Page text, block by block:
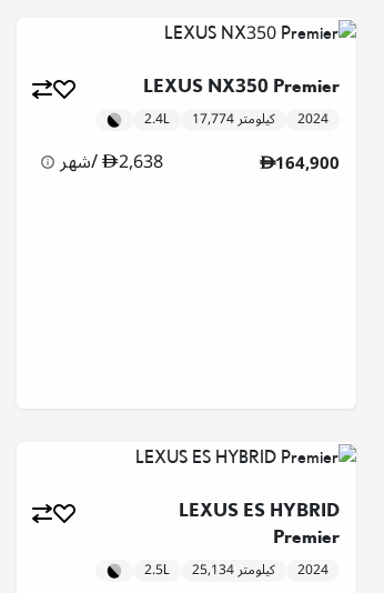
LEXUS NX350 Premier
2024 17,774 كيلومتر 2.4L
164,900
2,638
/شهر
LEXUS ES HYBRID
Premier
2024 25,134 كيلومتر 2.5L